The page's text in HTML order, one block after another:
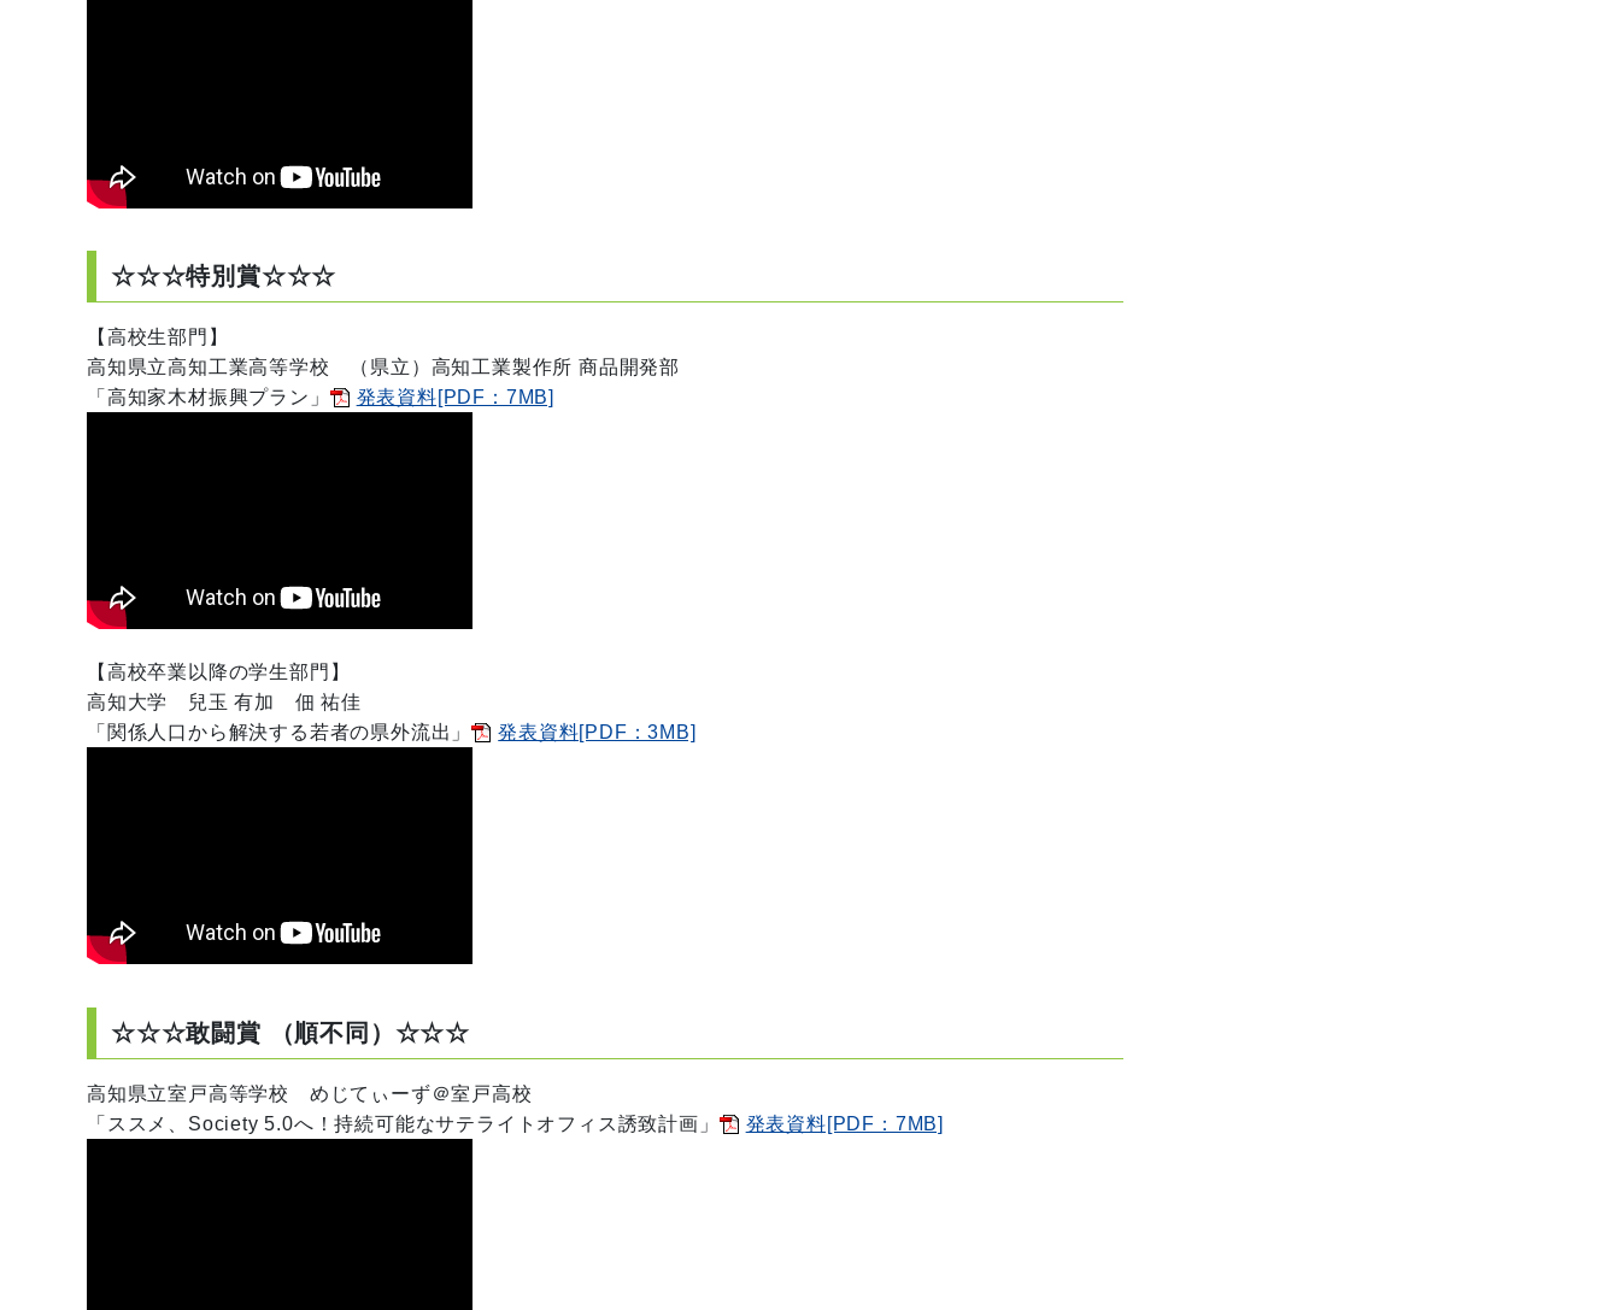
☆☆☆特別賞☆☆☆
【高校生部門】
高知県立高知工業高等学校
（県立）高知工業製作所 商品開発部
「 高知家木材振興プラン 」 発表資料[PDF：7MB]
【高校卒業以降の学生部門】
高知大学
兒玉 有加 佃 祐佳
「 関係人口から解決する若者の県外流出 」 発表資料[PDF：3MB]
☆☆☆敢闘賞 （順不同）☆☆☆
高知県立室戸高等学校
めじてぃーず＠室戸高校
「 ススメ、Society 5.0へ！持続可能なサテライトオフィス誘致計画 」 発表資料[PDF：7MB]